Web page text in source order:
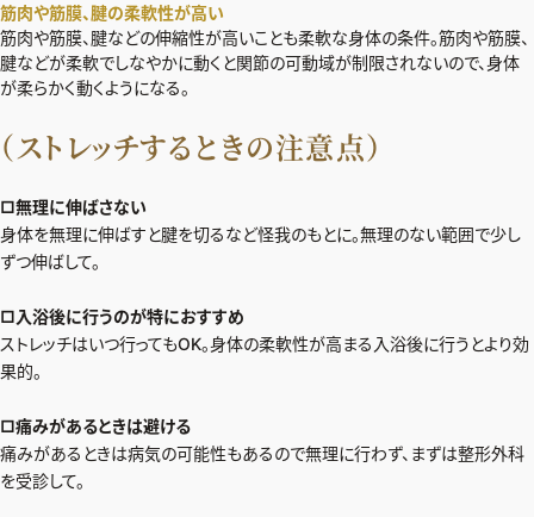
筋肉や筋膜、腱の柔軟性が高い
筋肉や筋膜、腱などの伸縮性が高いことも柔軟な身体の条件。筋肉や筋膜、
腱などが柔軟でしなやかに動くと関節の可動域が制限されないので、身体
が柔らかく動くようになる。
（ストレッチするときの注意点）
□無理に伸ばさない
身体を無理に伸ばすと腱を切るなど怪我のもとに。無理のない範囲で少し
ずつ伸ばして。
□入浴後に行うのが特におすすめ
ストレッチはいつ行ってもOK。身体の柔軟性が高まる入浴後に行うとより効
果的。
□痛みがあるときは避ける
痛みがあるときは病気の可能性もあるので無理に行わず、まずは整形外科
を受診して。